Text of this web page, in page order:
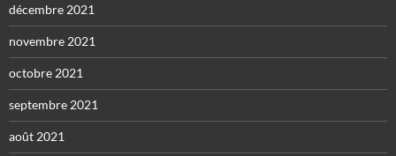
décembre 2021
novembre 2021
octobre 2021
septembre 2021
août 2021